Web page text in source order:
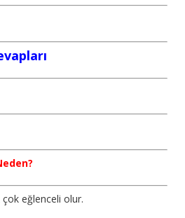
eğlenceli olur.